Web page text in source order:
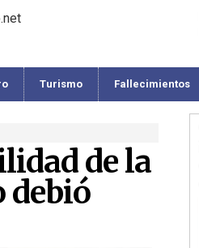
Turismo Fallecimientos
de la
debió